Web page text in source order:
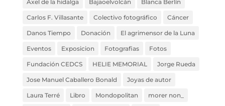
Axel de la hidalga Bajaoelvolcán Blanca Berlín
Carlos F. Villasante Colectivo fotográfico Cáncer
Danos Tiempo Donación El agrimensor de la Luna
Eventos Exposicion Fotografias Fotos
Fundación CEDCS HELIE MEMORIAL Jorge Rueda
Jose Manuel Caballero Bonald Joyas de autor
Laura Terré Libro Mondopolitan morer non_